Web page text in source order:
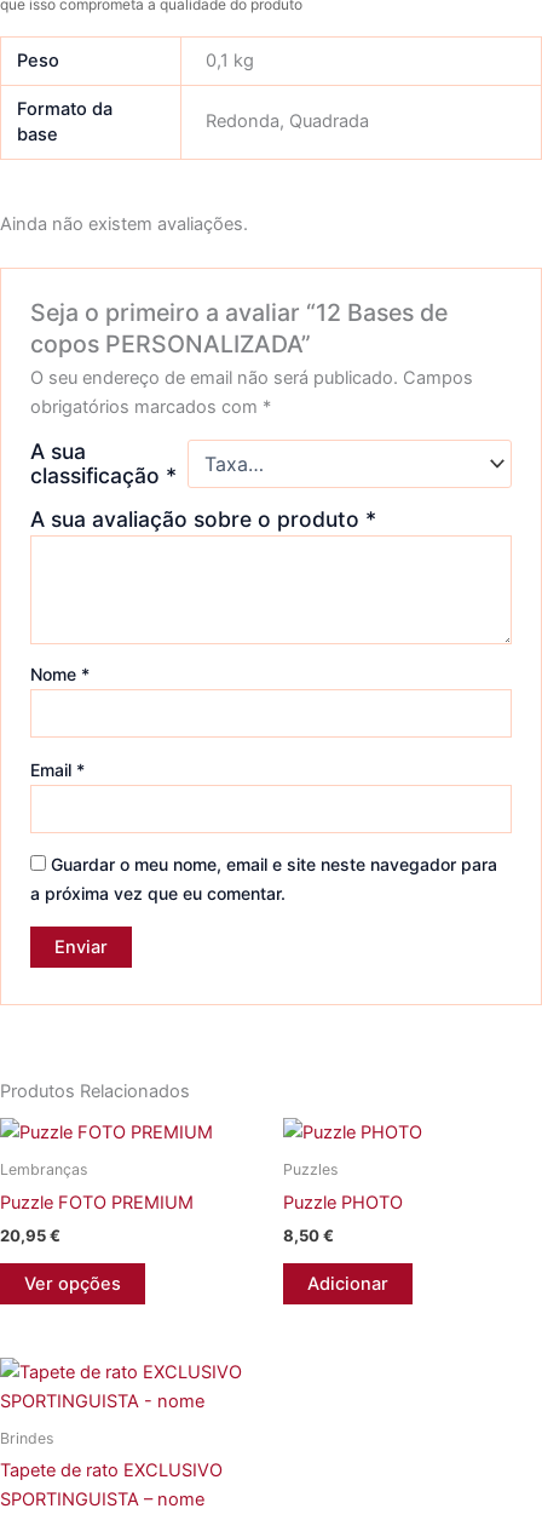
que isso comprometa a qualidade do produto
Peso 0,1 kg
Formato da
base
Redonda, Quadrada
Ainda não existem avaliações.
Seja o primeiro a avaliar “12 Bases de
copos PERSONALIZADA”
O seu endereço de email não será publicado. Campos
obrigatórios marcados com *
A sua
classificação *
A sua avaliação sobre o produto *
Nome *
Email *
Guardar o meu nome, email e site neste navegador para
a próxima vez que eu comentar.
Produtos Relacionados
Lembranças
Puzzle FOTO PREMIUM
20,95€
Ver opções
Puzzles
Puzzle PHOTO
8,50€
Adicionar
Brindes
Tapete de rato EXCLUSIVO
SPORTINGUISTA – nome